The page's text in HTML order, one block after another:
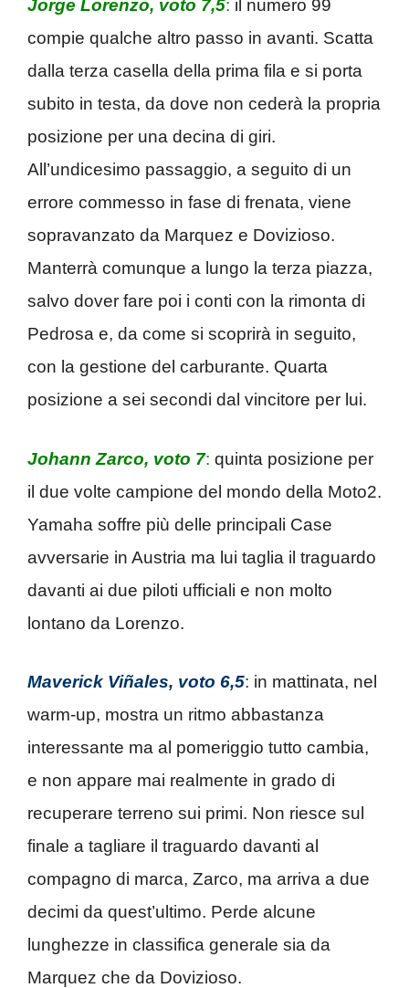
Jorge Lorenzo, voto 7,5: il numero 99
compie qualche altro passo in avanti. Scatta
dalla terza casella della prima fila e si porta
subito in testa, da dove non cederà la propria
posizione per una decina di giri.
All’undicesimo passaggio, a seguito di un
errore commesso in fase di frenata, viene
sopravanzato da Marquez e Dovizioso.
Manterrà comunque a lungo la terza piazza,
salvo dover fare poi i conti con la rimonta di
Pedrosa e, da come si scoprirà in seguito,
con la gestione del carburante. Quarta
posizione a sei secondi dal vincitore per lui.
Johann Zarco, voto 7: quinta posizione per
il due volte campione del mondo della Moto2.
Yamaha soffre più delle principali Case
avversarie in Austria ma lui taglia il traguardo
davanti ai due piloti ufficiali e non molto
lontano da Lorenzo.
Maverick Viñales, voto 6,5: in mattinata, nel
warm-up, mostra un ritmo abbastanza
interessante ma al pomeriggio tutto cambia,
e non appare mai realmente in grado di
recuperare terreno sui primi. Non riesce sul
finale a tagliare il traguardo davanti al
compagno di marca, Zarco, ma arriva a due
decimi da quest’ultimo. Perde alcune
lunghezze in classifica generale sia da
Marquez che da Dovizioso.